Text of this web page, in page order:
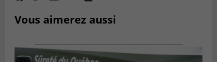
Vous aimerez aussi